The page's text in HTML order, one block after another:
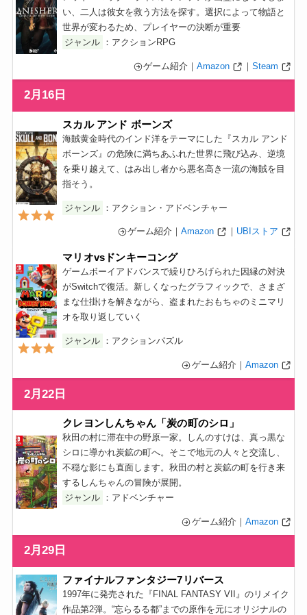
い、二人は彼女を救う方法を探す。選択によって物語と
世界が変わるため、プレイヤーの決断が重要
ジャンル ：アクションRPG
ゲーム紹介｜Amazon ｜ Steam
2月16日
スカル アンド ボーンズ
海賊黄金時代のインド洋をテーマにした『スカル アンド
ボーンズ』の危険に満ちあふれた世界に飛び込み、逆境
を乗り越えて、はみ出し者から悪名高き一流の海賊を目
指そう。
ジャンル ：アクション・アドベンチャー
ゲーム紹介｜Amazon ｜ UBIストア
マリオvsドンキーコング
ゲームボーイアドバンスで繰りひろげられた因縁の対決
がSwitchで復活。新しくなったグラフィックで、さまざ
まな仕掛けを解きながら、盗まれたおもちゃのミニマリ
オを取り返していく
ジャンル ：アクションパズル
ゲーム紹介｜ Amazon
2月22日
クレヨンしんちゃん「炭の町のシロ」
秋田の村に滞在中の野原一家。しんのすけは、真っ黒な
シロに導かれ炭鉱の町へ。そこで地元の人々と交流し、
不穏な影にも直面します。秋田の村と炭鉱の町を行き来
するしんちゃんの冒険が展開。
ジャンル ：アドベンチャー
ゲーム紹介｜ Amazon
2月29日
ファイナルファンタジー7リバース
1997年に発売された『FINAL FANTASY VII』のリメイク
作品第2弾。“忘らるる都”までの原作を元にオリジナルの